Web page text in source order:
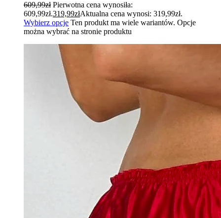
609,99zł Pierwotna cena wynosiła:
609,99zł.319,99złAktualna cena wynosi: 319,99zł.
Wybierz opcje Ten produkt ma wiele wariantów. Opcje
można wybrać na stronie produktu